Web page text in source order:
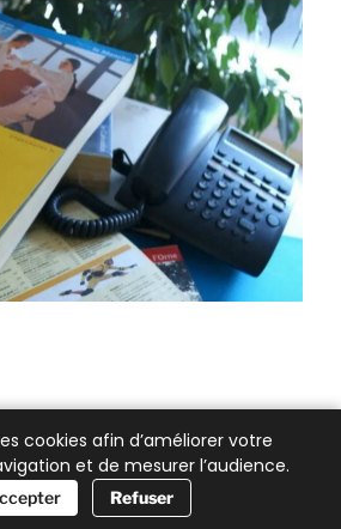
cookies afin d’améliorer votre
et de mesurer l’audience.
Refuser📞 Besoin d’aide ?